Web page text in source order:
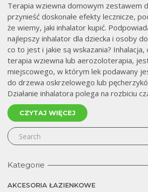
Terapia wziewna domowym zestawem
przynieść doskonałe efekty lecznicze,
że wiemy, jaki inhalator kupić.
najlepszy inhalator dla dziecka i osoby
co to jest i jakie są wskazania? Inhalacja,
terapia wziewna lub aerozoloterapia,
miejscowego, w którym lek podawany
do drzewa oskrzelowego lub
Działanie inhalatora polega na rozbiciu
CZYTAJ WIĘCEJ
Kategorie
AKCESORIA ŁAZIENKOWE